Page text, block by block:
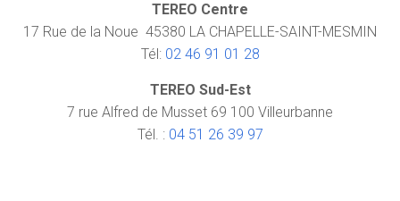
TEREO Centre
17 Rue de la Noue 45380 LA CHAPELLE-SAINT-MESMIN
Tél: 02 46 91 01 28
TEREO Sud-Est
7 rue Alfred de Musset 69 100 Villeurbanne
Tél. : 04 51 26 39 97